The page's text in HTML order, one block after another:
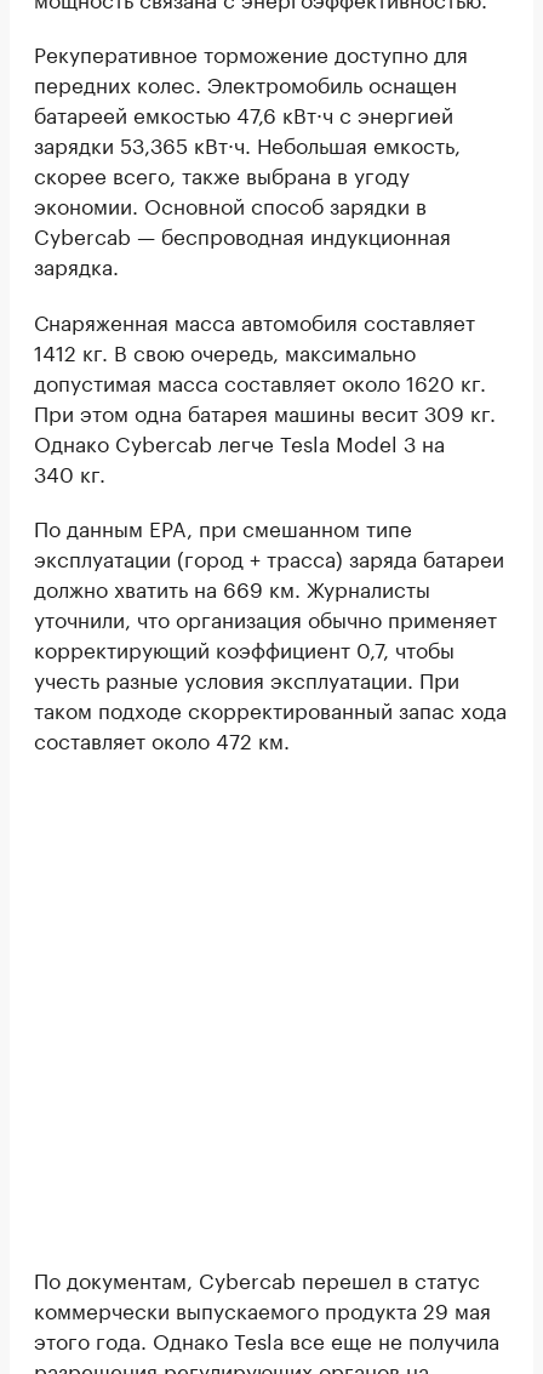
Рекуперативное торможение доступно для
передних колес. Электромобиль оснащен
батареей емкостью 47,6 кВт·ч с энергией
зарядки 53,365 кВт·ч. Небольшая емкость,
скорее всего, также выбрана в угоду
экономии. Основной способ зарядки в
Cybercab — беспроводная индукционная
зарядка.
Снаряженная масса автомобиля составляет
1412 кг. В свою очередь, максимально
допустимая масса составляет около 1620 кг.
При этом одна батарея машины весит 309 кг.
Однако Cybercab легче Tesla Model 3 на
340 кг.
По данным EPA, при смешанном типе
эксплуатации (город + трасса) заряда батареи
должно хватить на 669 км. Журналисты
уточнили, что организация обычно применяет
корректирующий коэффициент 0,7, чтобы
учесть разные условия эксплуатации. При
таком подходе скорректированный запас хода
составляет около 472 км.
По документам, Cybercab перешел в статус
коммерчески выпускаемого продукта 29 мая
этого года. Однако Tesla все еще не получила